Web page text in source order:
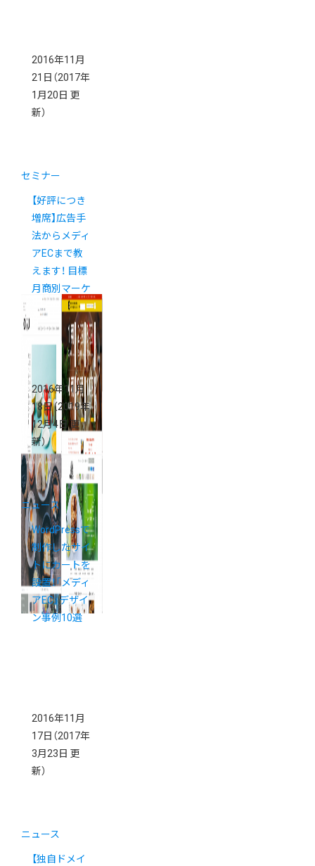
2016年11月
21日 （2017年
1月20日 更
新）
セミナー
【好評につき
増席】広告手
法からメディ
アECまで教
えます！ 目標
月商別マーケ
ティングセミ
ナー《2/4(土)
2016年11月
18日（2019年
12月4日 更
新）
ニュース
WordPressで
制作したサイ
トにカートを
設置！「メディ
アEC」デザイ
ン事例10選
2016年11月
17日 （2017年
3月23日 更
新）
ニュース
【独自ドメイ